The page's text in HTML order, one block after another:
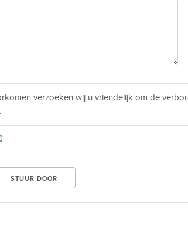
verzoeken wij u vriendelijk om de